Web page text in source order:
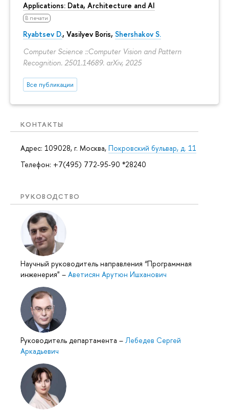
Applications: Data, Architecture and AI
В печати
Ryabtsev D., Vasilyev Boris, Shershakov S.
Computer Science ::Computer Vision and Pattern
Recognition. 2501.14689. arXiv, 2025
Все публикации
КОНТАКТЫ
Адрес: 109028, г. Москва, Покровский бульвар, д. 11
Телефон: +7(495) 772-95-90 *28240
РУКОВОДСТВО
Научный руководитель направления “Программная
инженерия" – Аветисян Арутюн Ишханович
Руководитель департамента – Лебедев Сергей
Аркадьевич